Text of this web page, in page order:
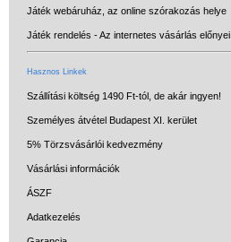
Játék webáruház, az online szórakozás helye
Játék rendelés - Az internetes vásárlás előnyei
Hasznos Linkek
Szállítási költség 1490 Ft-tól, de akár ingyen!
Személyes átvétel Budapest XI. kerület
5% Törzsvásárlói kedvezmény
Vásárlási információk
ÁSZF
Adatkezelés